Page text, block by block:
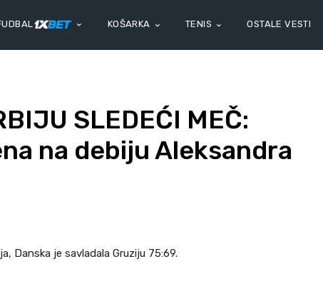
KOŠARKA TENIS OSTALE VESTI
SLEDEĆI MEČ:
na debiju Aleksandra
Danska je savladala Gruziju 75:69.